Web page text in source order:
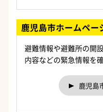
鹿児島市ホームペー
避難情報や避難所の開
内容などの緊急情報を
鹿児島